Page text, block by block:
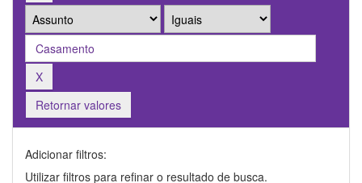
Retornar valores
Adicionar filtros:
Utilizar filtros para refinar o resultado de busca.